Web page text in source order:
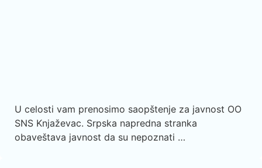
U celosti vam prenosimo saopštenje za javnost OO
SNS Knjaževac. Srpska napredna stranka
obaveštava javnost da su nepoznati …